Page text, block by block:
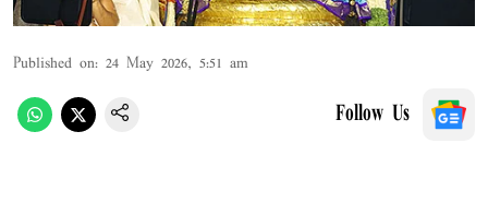
Published on: 24 May 2026, 5:51 am
Follow Us